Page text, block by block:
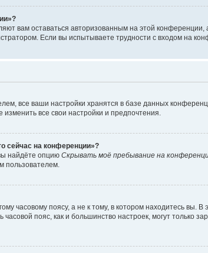
вам оставаться авторизованным на этой
Если вы испытываете трудности с входом на
все ваши настройки хранятся в базе данных
изменить все свои настройки и предпочтения.
сейчас на конференции»?
найдёте опцию Скрывать моё пребывание на
пользователем.
часовому поясу, а не к тому, в котором находитесь вы.
часовой пояс, как и большинство настроек, могут только